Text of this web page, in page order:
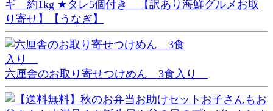
ギ 約1kg ★タレ5個付き 【訳あり海鮮グルメお取
り寄せ】【うなぎ】
六厘舎のお取り寄せつけめん 3食入り